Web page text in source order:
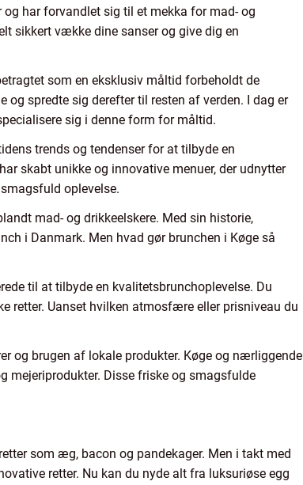
har forvandlet sig til et mekka for mad- og
sikkert vække dine sanser og give dig en
som en eksklusiv måltid forbeholdt de
spredte sig derefter til resten af verden. I dag er
sig i denne form for måltid.
trends og tendenser for at tilbyde en
skabt unikke og innovative menuer, der udnytter
oplevelse.
mad- og drikkeelskere. Med sin historie,
i Danmark. Men hvad gør brunchen i Køge så
til at tilbyde en kvalitetsbrunchoplevelse. Du
retter. Uanset hvilken atmosfære eller prisniveau du
og brugen af lokale produkter. Køge og nærliggende
mejeriprodukter. Disse friske og smagsfulde
som æg, bacon og pandekager. Men i takt med
retter. Nu kan du nyde alt fra luksuriøse egg